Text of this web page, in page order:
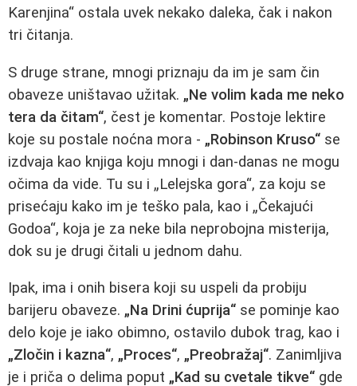
Karenjina“ ostala uvek nekako daleka, čak i nakon
tri čitanja.
S druge strane, mnogi priznaju da im je sam čin
obaveze uništavao užitak. „Ne volim kada me neko
tera da čitam“, čest je komentar. Postoje lektire
koje su postale noćna mora - „Robinson Kruso“ se
izdvaja kao knjiga koju mnogi i dan-danas ne mogu
očima da vide. Tu su i „Lelejska gora“, za koju se
prisećaju kako im je teško pala, kao i „Čekajući
Godoa“, koja je za neke bila neprobojna misterija,
dok su je drugi čitali u jednom dahu.
Ipak, ima i onih bisera koji su uspeli da probiju
barijeru obaveze. „Na Drini ćuprija“ se pominje kao
delo koje je iako obimno, ostavilo dubok trag, kao i
„Zločin i kazna“, „Proces“, „Preobražaj“. Zanimljiva
je i priča o delima poput „Kad su cvetale tikve“ gde